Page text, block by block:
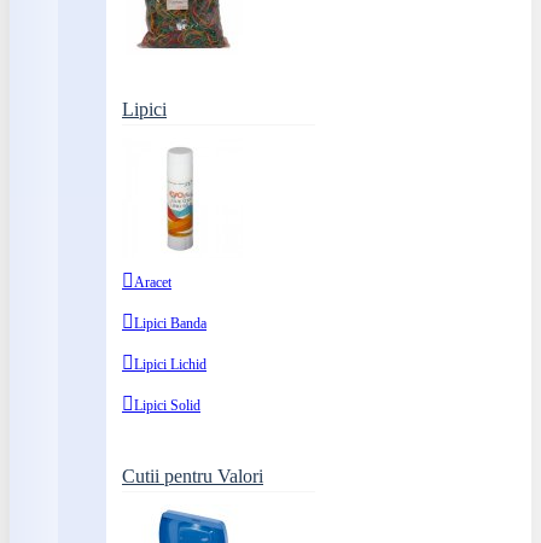
Lipici
Aracet
Lipici Banda
Lipici Lichid
Lipici Solid
Cutii pentru Valori